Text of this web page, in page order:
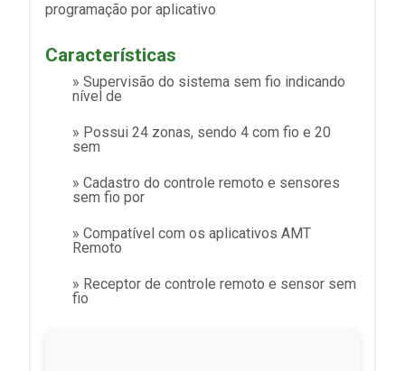
programação por aplicativo
Características
» Supervisão do sistema sem fio indicando
nível de
» Possui 24 zonas, sendo 4 com fio e 20
sem
» Cadastro do controle remoto e sensores
sem fio por
» Compatível com os aplicativos AMT
Remoto
» Receptor de controle remoto e sensor sem
fio